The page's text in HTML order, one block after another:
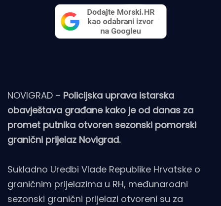
NOVIGRAD – Policijska uprava istarska
obavještava građane kako je od danas za
promet putnika otvoren sezonski pomorski
granični prijelaz Novigrad.
Sukladno Uredbi Vlade Republike Hrvatske o
graničnim prijelazima u RH, međunarodni
sezonski granični prijelazi otvoreni su za